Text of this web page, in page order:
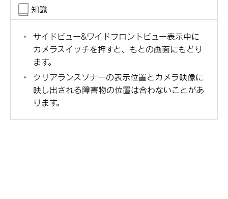
知識
サイドビュー&ワイドフロントビュー表示中に
カメラスイッチを押すと、もとの画面にもどり
ます。
クリアランスソナーの表示位置とカメラ映像に
映し出される障害物の位置は合わないことがあ
ります。